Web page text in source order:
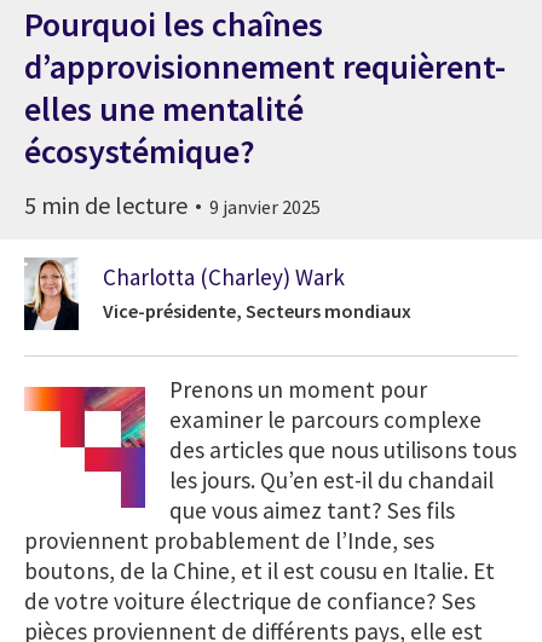
Pourquoi les chaînes
d’approvisionnement requièrent-
elles une mentalité
écosystémique?
5 min de lecture 9 janvier 2025
Charlotta (Charley) Wark
Vice-présidente, Secteurs mondiaux
Prenons un moment pour
examiner le parcours complexe
des articles que nous utilisons tous
les jours. Qu’en est-il du chandail
que vous aimez tant? Ses fils
proviennent probablement de l’Inde, ses
boutons, de la Chine, et il est cousu en Italie. Et
de votre voiture électrique de confiance? Ses
pièces proviennent de différents pays, elle est